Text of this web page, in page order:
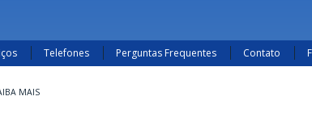
Telefones Perguntas Frequentes Contato
MAIS